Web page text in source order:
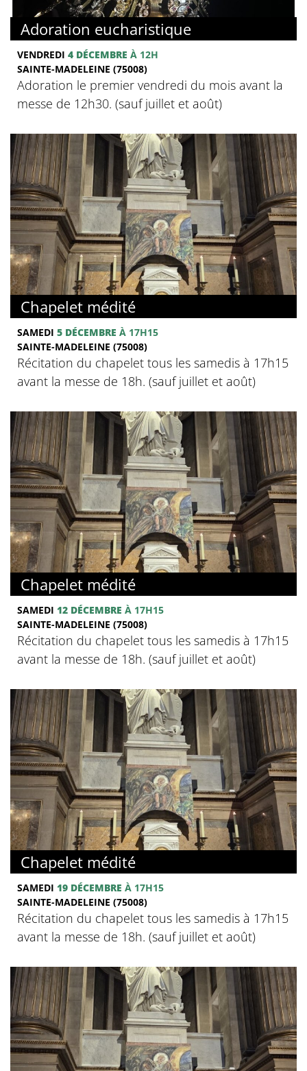
Adoration eucharistique
VENDREDI 4 DÉCEMBRE À 12H
SAINTE-MADELEINE (75008)
Adoration le premier vendredi du mois avant la
messe de 12h30. (sauf juillet et août)
Chapelet médité
SAMEDI 5 DÉCEMBRE À 17H15
SAINTE-MADELEINE (75008)
Récitation du chapelet tous les samedis à 17h15
avant la messe de 18h. (sauf juillet et août)
Chapelet médité
SAMEDI 12 DÉCEMBRE À 17H15
SAINTE-MADELEINE (75008)
Récitation du chapelet tous les samedis à 17h15
avant la messe de 18h. (sauf juillet et août)
Chapelet médité
SAMEDI 19 DÉCEMBRE À 17H15
SAINTE-MADELEINE (75008)
Récitation du chapelet tous les samedis à 17h15
avant la messe de 18h. (sauf juillet et août)